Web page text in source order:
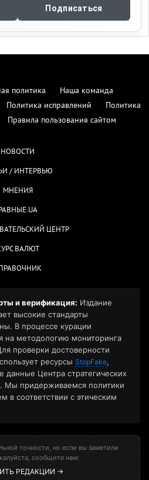
Подписаться
политика
Наша команда
Политика исправлений
Политика
Правила пользования сайтом
НОВОСТИ
/ ИНТЕРВЬЮ
МНЕНИЯ
ЦЕНТР
ВАЛЮТ
и верификация: Издание
высокие стандарты
В процессе курации
на методологию мониторинга
проверки достоверности
ресурсы StopFake,
данные Центра стратегических
Мы придерживаемся политики
в соответствии с этическим
точности, но если вы заметили
сообщите нам:
РЕДАКЦИИ →